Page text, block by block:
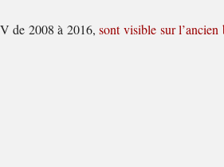
de 2008 à 2016,sont visible sur l’ancien